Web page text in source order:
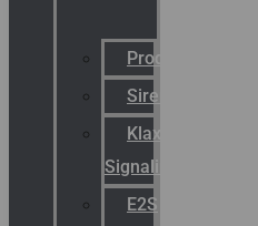
Productcatalogus
Sirena
Klaxon
Signaling
E2S